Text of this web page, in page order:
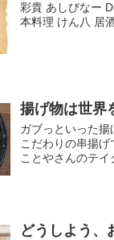
彩貴 あしびなー
本料理 けん八 居
揚げ物は世界
ガブっといった
こだわりの串揚
ことやさんのテイ
どうしよう、